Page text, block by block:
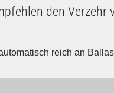
den Verzehr
reich an